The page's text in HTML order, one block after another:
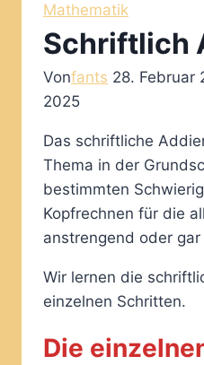
Mathematik
Schriftlich
Vonfants 28. Februar
2025
Das schriftliche
Thema in der
bestimmten
Kopfrechnen für die
anstrengend oder
Wir lernen die
einzelnen Schritten.
Die